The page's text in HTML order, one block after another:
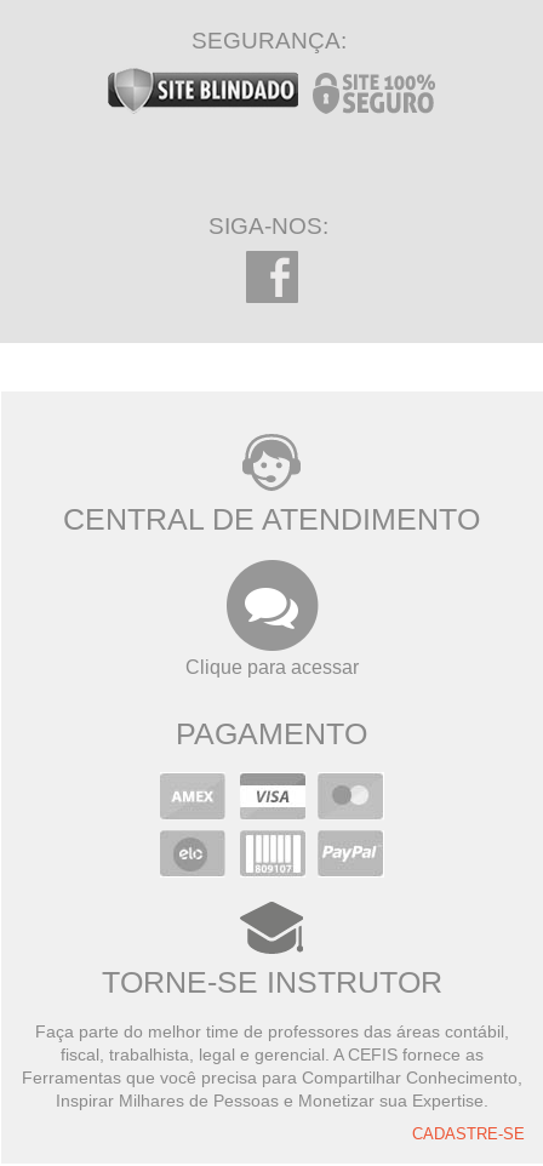
SEGURANÇA:
SIGA-NOS:
CENTRAL DE ATENDIMENTO
Clique para acessar
PAGAMENTO
TORNE-SE INSTRUTOR
Faça parte do melhor time de professores das áreas contábil,
fiscal, trabalhista, legal e gerencial. A CEFIS fornece as
Ferramentas que você precisa para Compartilhar Conhecimento,
Inspirar Milhares de Pessoas e Monetizar sua Expertise.
CADASTRE-SE